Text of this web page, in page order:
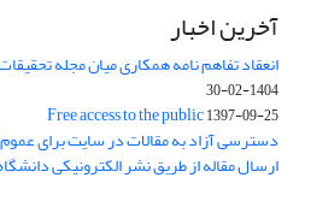
آخرین اخبار
انعقاد تفاهم نامه همکاری میان مجله
1404-02-30
Free access to the public1397-09-25
دسترسی آزاد به مقالات در سایت برای
ارسال مقاله از طریق نشر الکترونیکی